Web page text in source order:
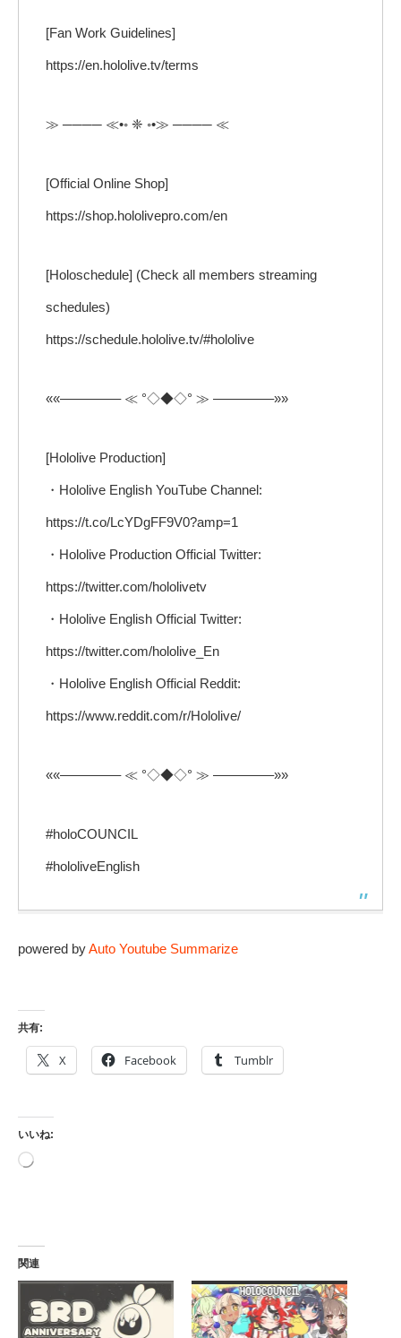
[Fan Work Guidelines]
https://en.hololive.tv/terms
≫ ──── ≪•◦ ❈ ◦•≫ ──── ≪
[Official Online Shop]
https://shop.hololivepro.com/en
[Holoschedule] (Check all members streaming
schedules)
https://schedule.hololive.tv/#hololive
««————– ≪ °◇◆◇° ≫ ————–»»
[Hololive Production]
・Hololive English YouTube Channel:
https://t.co/LcYDgFF9V0?amp=1
・Hololive Production Official Twitter:
https://twitter.com/hololivetv
・Hololive English Official Twitter:
https://twitter.com/hololive_En
・Hololive English Official Reddit:
https://www.reddit.com/r/Hololive/
««————– ≪ °◇◆◇° ≫ ————–»»
#holoCOUNCIL
#hololiveEnglish
powered byAuto Youtube Summarize
共有:
X Facebook Tumblr
いいね:
読
関連